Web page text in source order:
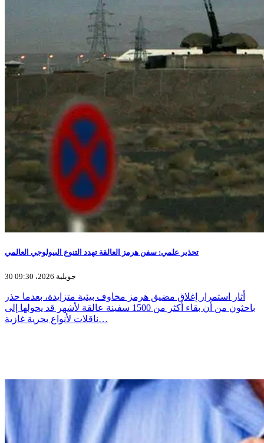
تحذير علمي: سفن هرمز العالقة تهدد التنوع البيولوجي العالمي
30 جويلية 2026، 09:30
أثار استمرار إغلاق مضيق هرمز مخاوف بيئية متزايدة، بعدما حذر
باحثون من أن بقاء أكثر من 1500 سفينة عالقة لأشهر قد يحولها إلى
ناقلات لأنواع بحرية غازية…